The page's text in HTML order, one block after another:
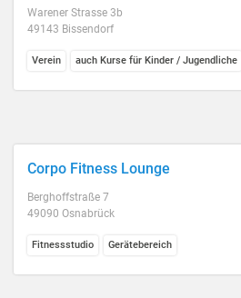
Warener Strasse 3b
49143 Bissendorf
Verein auch Kurse für Kinder / Jugendliche
Corpo Fitness Lounge
Berghoffstraße 7
49090 Osnabrück
Fitnessstudio Gerätebereich